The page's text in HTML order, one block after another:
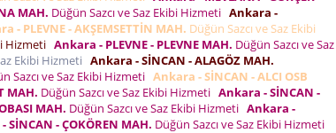
MAH. Düğün Sazcı ve Saz Ekibi Hizmeti Ankara -
- PLEVNE - AKŞEMSETTİN MAH. Düğün Sazcı ve Saz Ekibi
Hizmeti Ankara - PLEVNE - PLEVNE MAH. Düğün Sazcı ve Saz
Ekibi Hizmeti Ankara - SİNCAN - ALAGÖZ MAH.
Sazcı ve Saz Ekibi Hizmeti Ankara - SİNCAN - ALCI OSB
MAH. Düğün Sazcı ve Saz Ekibi Hizmeti Ankara - SİNCAN -
MAH. Düğün Sazcı ve Saz Ekibi Hizmeti Ankara -
SİNCAN - ÇOKÖREN MAH. Düğün Sazcı ve Saz Ekibi Hizmeti